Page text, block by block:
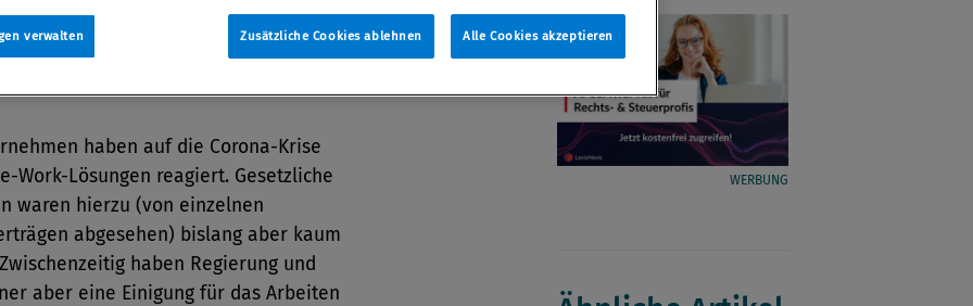
2021 / Erschienen in Compliance
S. 17
haben auf die Corona-Krise
Work-Lösungen reagiert. Gesetzliche
waren hierzu (von einzelnen
abgesehen) bislang aber kaum
haben Regierung und
aber eine Einigung für das Arbeiten
WERBUNG
Zusätzliche Cookies ablehnen Alle Cookies akzeptieren
verwalten